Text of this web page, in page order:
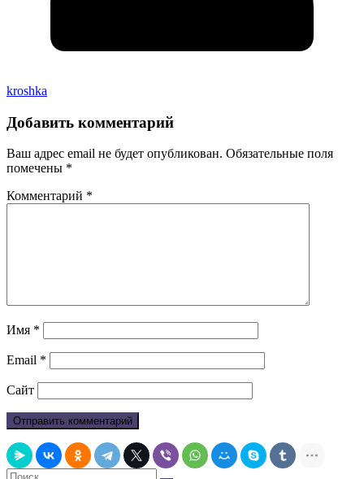
kroshka
Добавить комментарий
Ваш адрес email не будет опубликован. Обязательные поля
помечены *
Комментарий *
Имя *
Email *
Сайт